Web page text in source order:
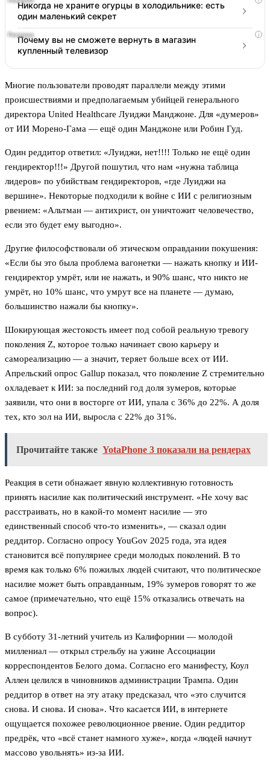
Никогда не храните огурцы в холодильнике: есть
один маленький секрет
i
Почему вы не сможете вернуть в магазин
купленный телевизор
Многие пользователи проводят параллели между этими
происшествиями и предполагаемым убийцей генерального
директора United Healthcare Луиджи Манджоне. Для «думеров»
от ИИ Морено-Гама — ещё один Манджоне или Робин Гуд.
Один реддитор ответил: «Луиджи, нет!!!! Только не ещё один
гендиректор!!!» Другой пошутил, что нам «нужна таблица
лидеров» по убийствам гендиректоров, «где Луиджи на
вершине». Некоторые подходили к войне с ИИ с религиозным
рвением: «Альтман — антихрист, он уничтожит человечество,
если это будет ему выгодно».
Другие философствовали об этическом оправдании покушения:
«Если бы это была проблема вагонетки — нажать кнопку и ИИ-
гендиректор умрёт, или не нажать, и 90% шанс, что никто не
умрёт, но 10% шанс, что умрут все на планете — думаю,
большинство нажали бы кнопку».
Шокирующая жестокость имеет под собой реальную тревогу
поколения Z, которое только начинает свою карьеру и
самореализацию — а значит, теряет больше всех от ИИ.
Апрельский опрос Gallup показал, что поколение Z стремительно
охладевает к ИИ: за последний год доля зумеров, которые
заявили, что они в восторге от ИИ, упала с 36% до 22%. А доля
тех, кто зол на ИИ, выросла с 22% до 31%.
Прочитайте также YotaPhone 3 показали на рендерах
Реакция в сети обнажает явную коллективную готовность
принять насилие как политический инструмент. «Не хочу вас
расстраивать, но в какой-то момент насилие — это
единственный способ что-то изменить», — сказал один
реддитор. Согласно опросу YouGov 2025 года, эта идея
становится всё популярнее среди молодых поколений. В то
время как только 6% пожилых людей считают, что политическое
насилие может быть оправданным, 19% зумеров говорят то же
самое (примечательно, что ещё 15% отказались отвечать на
вопрос).
В субботу 31-летний учитель из Калифорнии — молодой
миллениал — открыл стрельбу на ужине Ассоциации
корреспондентов Белого дома. Согласно его манифесту, Коул
Аллен целился в чиновников администрации Трампа. Один
реддитор в ответ на эту атаку предсказал, что «это случится
снова. И снова. И снова». Что касается ИИ, в интернете
ощущается похожее революционное рвение. Один реддитор
предрёк, что «всё станет намного хуже», когда «людей начнут
массово увольнять» из-за ИИ.